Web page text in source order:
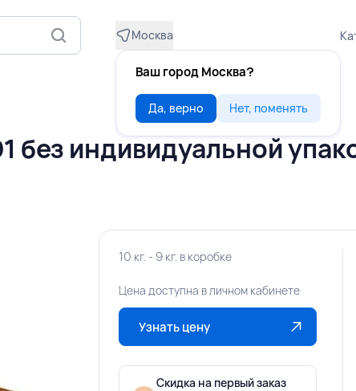
Москва
Ваш город Москва?
Да, верно Нет, поменять
без индивидуальной
10 кг. - 9 кг. в коробке
Цена доступна в личном кабинете
Узнать цену
Скидка на первый заказ